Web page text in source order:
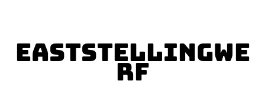
Eaststellingwe
rf